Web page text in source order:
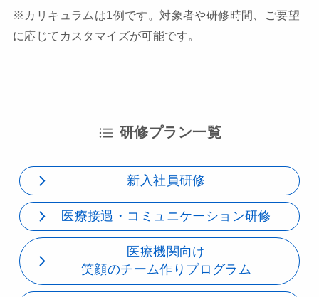
※カリキュラムは1例です。対象者や研修時間、ご要望
に応じてカスタマイズが可能です。
研修プラン一覧
新入社員研修
医療接遇・コミュニケーション研修
医療機関向け
笑顔のチーム作りプログラム